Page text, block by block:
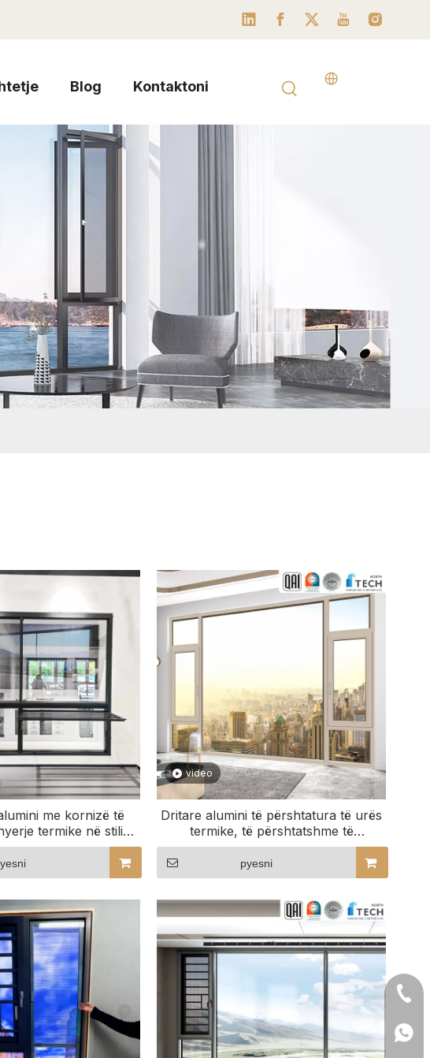
Blog Kontaktoni
me kornizë të
termike në stilin
minimalist
video
Dritare alumini të përshtatura të urës
termike, të përshtatshme të
përsosura për hapësirën tuaj
pyesni
+86-
+86